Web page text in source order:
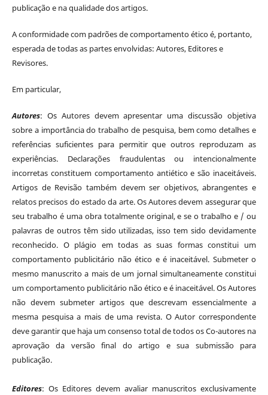
publicação e na qualidade dos artigos.
A conformidade com padrões de comportamento ético é, portanto,
esperada de todas as partes envolvidas: Autores, Editores e
Revisores.
Em particular,
Autores: Os Autores devem apresentar uma discussão objetiva
sobre a importância do trabalho de pesquisa, bem como detalhes e
referências suficientes para permitir que outros reproduzam as
experiências. Declarações fraudulentas ou intencionalmente
incorretas constituem comportamento antiético e são inaceitáveis.
Artigos de Revisão também devem ser objetivos, abrangentes e
relatos precisos do estado da arte. Os Autores devem assegurar que
seu trabalho é uma obra totalmente original, e se o trabalho e / ou
palavras de outros têm sido utilizadas, isso tem sido devidamente
reconhecido. O plágio em todas as suas formas constitui um
comportamento publicitário não ético e é inaceitável. Submeter o
mesmo manuscrito a mais de um jornal simultaneamente constitui
um comportamento publicitário não ético e é inaceitável. Os Autores
não devem submeter artigos que descrevam essencialmente a
mesma pesquisa a mais de uma revista. O Autor correspondente
deve garantir que haja um consenso total de todos os Co-autores na
aprovação da versão final do artigo e sua submissão para
publicação.
Editores: Os Editores devem avaliar manuscritos exclusivamente